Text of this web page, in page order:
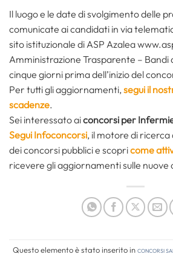
Il luogo e le date di svolgimento delle
comunicate ai candidati in via
sito istituzionale di ASP Azalea
Amministrazione Trasparente – Bandi
cinque giorni prima dell’inizio del
Per tutti gli aggiornamenti,segui il
scadenze.
Sei interessato aiconcorsi per
Segui Infoconcorsi, il motore di
dei concorsi pubblici e scopricome
ricevere gli aggiornamenti sulle
Questo elemento è stato inserito inConcorsi